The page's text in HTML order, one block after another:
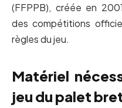
(FFPPB), créée en
des compétitions
règles du jeu.
Matériel
jeu du palet